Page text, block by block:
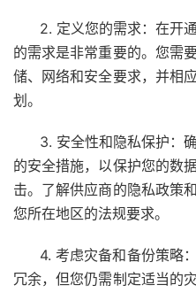
2. 定义您的需求：在开
的需求是非常重要的。您需
储、网络和安全要求，并相
划。
3. 安全性和隐私保护：
的安全措施，以保护您的数
击。了解供应商的隐私政策
您所在地区的法规要求。
4. 考虑灾备和备份策略：
冗余，但您仍需制定适当的